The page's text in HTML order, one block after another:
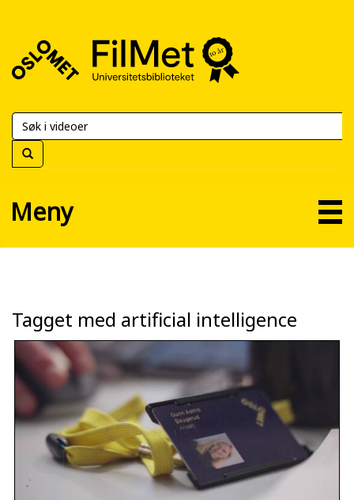
FilMet
Universitetsbiblioteket
Meny
Tagget med artificial intelligence